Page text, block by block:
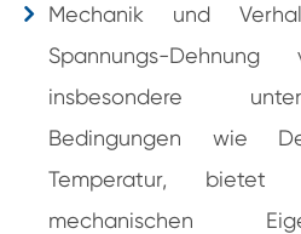
Mechanik und
Spannungs-Dehnung
insbesondere
Bedingungen wie
Temperatur,
mechanischen